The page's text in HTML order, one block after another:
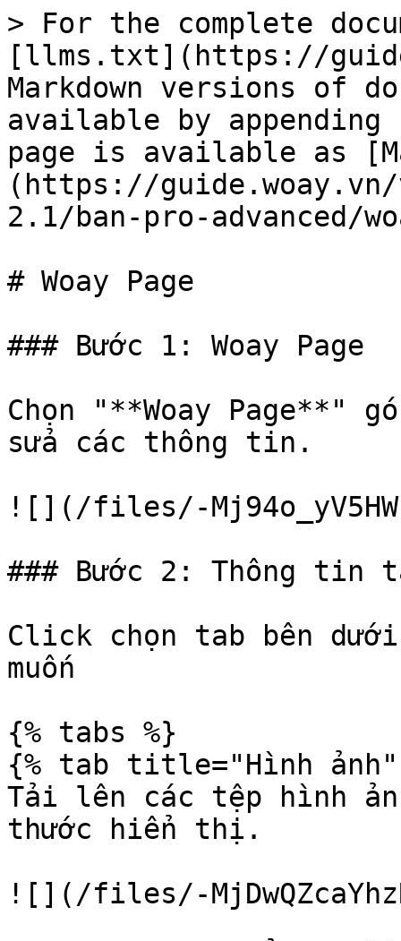
> For the complete
[llms.txt](https://
Markdown versions of
available by
page is available as
(https://
2.1/ban-pro-advanced/
# Woay Page
### Bước 1: Woay Page
Chọn "**Woay Page**"
sửa các thông tin.
![](/files/-
### Bước 2: Thông tin
Click chọn tab bên dưới
muốn
{% tabs %}
{% tab title="Hình ảnh"
Tải lên các tệp hình
thước hiển thị.
![](/files/-